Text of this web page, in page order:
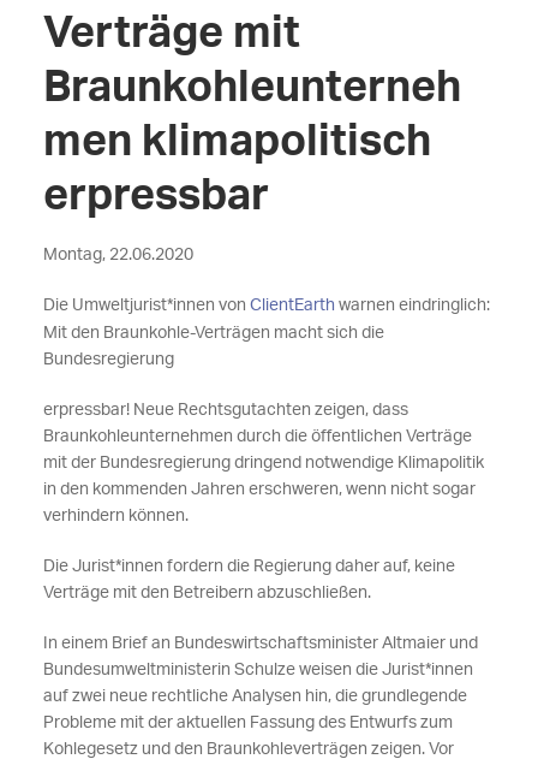
Verträge mit
Braunkohleunterneh
men klimapolitisch
erpressbar
Montag, 22.06.2020
Die Umweltjurist*innen von ClientEarth warnen eindringlich:
Mit den Braunkohle-Verträgen macht sich die
Bundesregierung
erpressbar! Neue Rechtsgutachten zeigen, dass
Braunkohleunternehmen durch die öffentlichen Verträge
mit der Bundesregierung dringend notwendige Klimapolitik
in den kommenden Jahren erschweren, wenn nicht sogar
verhindern können.
Die Jurist*innen fordern die Regierung daher auf, keine
Verträge mit den Betreibern abzuschließen.
In einem Brief an Bundeswirtschaftsminister Altmaier und
Bundesumweltministerin Schulze weisen die Jurist*innen
auf zwei neue rechtliche Analysen hin, die grundlegende
Probleme mit der aktuellen Fassung des Entwurfs zum
Kohlegesetz und den Braunkohleverträgen zeigen. Vor